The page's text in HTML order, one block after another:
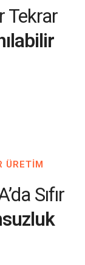
Tekrar
ÜRETİM
Sıfır